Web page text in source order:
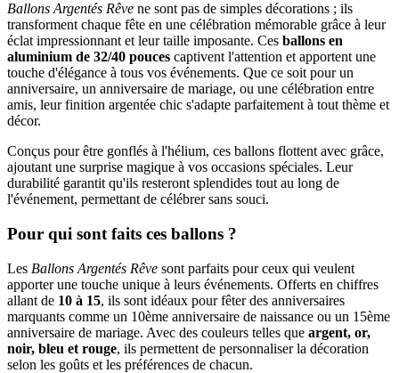
Ballons Argentés Rêve ne sont pas de simples décorations ; ils
transforment chaque fête en une célébration mémorable grâce à leur
éclat impressionnant et leur taille imposante. Ces ballons en
aluminium de 32/40 pouces captivent l'attention et apportent une
touche d'élégance à tous vos événements. Que ce soit pour un
anniversaire, un anniversaire de mariage, ou une célébration entre
amis, leur finition argentée chic s'adapte parfaitement à tout thème et
décor.
Conçus pour être gonflés à l'hélium, ces ballons flottent avec grâce,
ajoutant une surprise magique à vos occasions spéciales. Leur
durabilité garantit qu'ils resteront splendides tout au long de
l'événement, permettant de célébrer sans souci.
Pour qui sont faits ces ballons ?
Les Ballons Argentés Rêve sont parfaits pour ceux qui veulent
apporter une touche unique à leurs événements. Offerts en chiffres
allant de 10 à 15, ils sont idéaux pour fêter des anniversaires
marquants comme un 10ème anniversaire de naissance ou un 15ème
anniversaire de mariage. Avec des couleurs telles que argent, or,
noir, bleu et rouge, ils permettent de personnaliser la décoration
selon les goûts et les préférences de chacun.